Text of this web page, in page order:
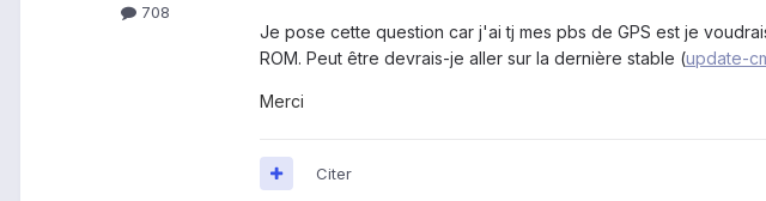
708
Je pose cette question car j'ai tj mes pbs de GPS est je
ROM. Peut être devrais-je aller sur la dernière stable (update-
Merci
Citer